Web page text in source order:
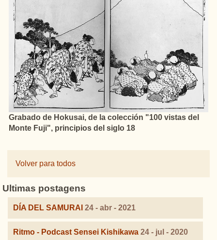
Grabado de Hokusai, de la colección "100 vistas del
Monte Fuji", principios del siglo 18
Volver para todos
Ultimas postagens
DÍA DEL SAMURAI 24 - abr - 2021
Ritmo - Podcast Sensei Kishikawa 24 - jul - 2020